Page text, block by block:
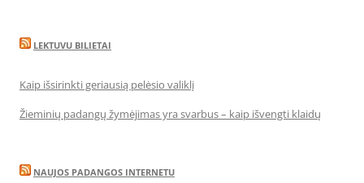
LEKTUVU BILIETAI
Kaip išsirinkti geriausią pelėsio valiklį
Žieminių padangų žymėjimas yra svarbus – kaip išvengti klaidų
NAUJOS PADANGOS INTERNETU